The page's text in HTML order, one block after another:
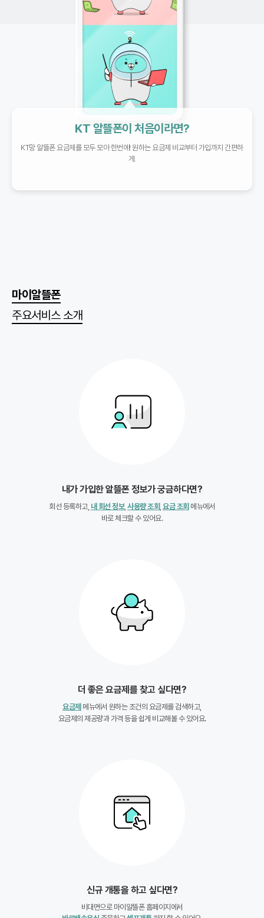
KT 알뜰폰이 처음이라면?
KT망 알뜰폰 요금제를 모두 모아 한번에! 원하는 요금제 비교부터 가입까지 간편하
게.
마이알뜰폰
주요서비스 소개
내가 가입한 알뜰폰 정보가 궁금하다면?
회선 등록하고, 내 회선 정보, 사용량 조회, 요금 조회메뉴에서
바로 체크할 수 있어요.
더 좋은 요금제를 찾고 싶다면?
요금제메뉴에서 원하는 조건의 요금제를 검색하고,
요금제의 제공량과 가격 등을 쉽게 비교해볼 수 있어요.
신규 개통을 하고 싶다면?
비대면으로 마이알뜰폰 홈페이지에서